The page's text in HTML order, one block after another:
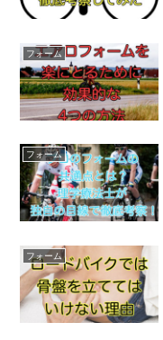
フォーム
フォーム
フォーム